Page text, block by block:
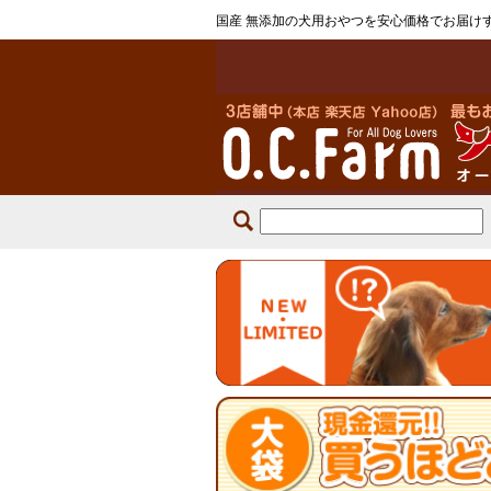
国産 無添加の犬用おやつを安心価格でお届け